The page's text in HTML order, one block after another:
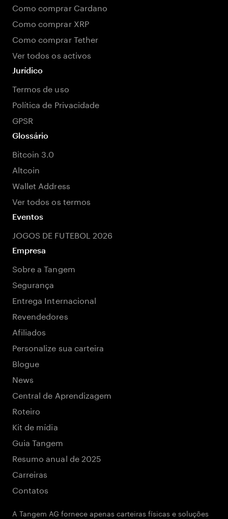
Como comprar Cardano
Como comprar XRP
Como comprar Tether
Ver todos os activos
Jurídico
Termos de uso
Política de Privacidade
GPSR
Glossário
Bitcoin 3.0
Altcoin
Wallet Address
Ver todos os termos
Eventos
JOGOS DE FUTEBOL 2026
Empresa
Sobre a Tangem
Segurança
Entrega Internacional
Revendedores
Afiliados
Personalize sua carteira
Blogue
News
Central de Aprendizagem
Roteiro
Kit de mídia
Guia Tangem
Resumo anual de 2025
Carreiras
Contatos
A Tangem AG fornece apenas carteiras físicas e soluções